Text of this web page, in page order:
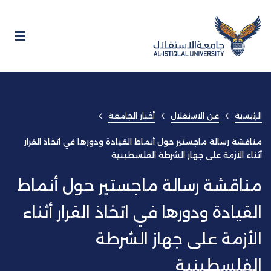
الرئيسية عن الاستقلال أخبار الجامعة
مناقشة رسالة ماجستير حول أنماط القيادة ودورها في اتخاذ القرار
أثناء الأزمة على جهاز الشرطة الفلسطينية
مناقشة رسالة ماجستير حول أنماط
القيادة ودورها في اتخاذ القرار أثناء
الأزمة على جهاز الشرطة
الفلسطينية